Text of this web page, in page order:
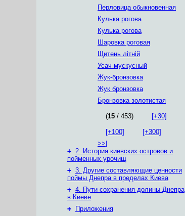
Перловица обыкновенная
Кулька рогова
Кулька рогова
Шаровка роговая
Щитень літній
Усач мускусный
Жук-бронзовка
Жук бронзовка
Бронзовка золотистая
(15 / 453) [+30]
[+100]
[+300]
>>|
+ 2. История киевских островов и
пойменных урочищ
+ 3. Другие составляющие ценности
поймы Днепра в пределах Киева
+ 4. Пути сохранения долины Днепра
в Киеве
+
Приложения